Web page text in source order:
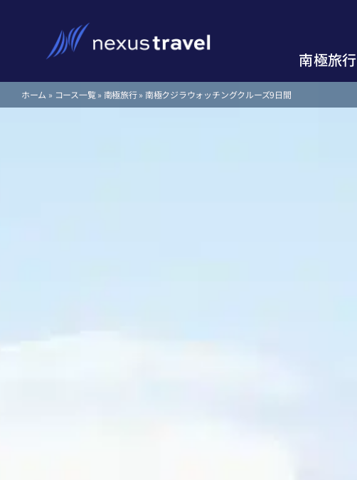
南極旅行
南極旅行
ホーム » コース一覧» 南極旅行» 南極クジラウォッチングクルーズ9日間